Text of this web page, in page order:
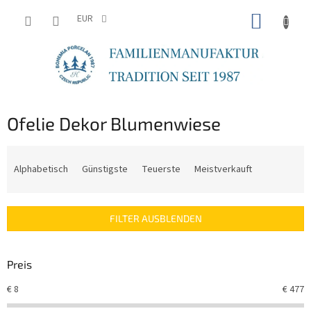
EUR
Ofelie Dekor Blumenwiese
k
s
r
t
Alphabetisch Günstigste Teuerste Meistverkauft
FILTER AUSBLENDEN
Preis
€8 €477